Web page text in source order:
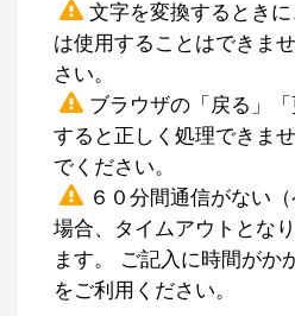
文字を変換するときに
は使用することはできま
さい。
ブラウザの「戻る」
すると正しく処理できま
でください。
６０分間通信がない
場合、タイムアウトとな
ます。 ご記入に時間がか
をご利用ください。